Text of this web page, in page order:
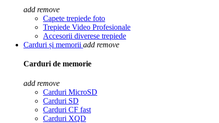
add remove
Capete trepiede foto
Trepiede Video Profesionale
Accesorii diverese trepiede
Carduri și memorii add remove
Carduri de memorie
add remove
Carduri MicroSD
Carduri SD
Carduri CF fast
Carduri XQD